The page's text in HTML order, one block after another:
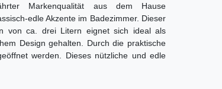
Markenqualität aus dem Hause
edle Akzente im Badezimmer. Dieser
von ca. drei Litern eignet sich ideal als
Design gehalten. Durch die praktische
werden. Dieses nützliche und edle